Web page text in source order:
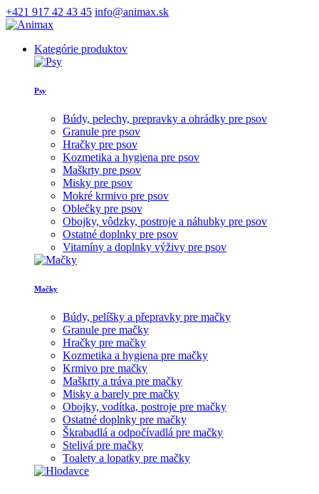
+421 917 42 43 45 info@animax.sk
Kategórie produktov
Psy
Búdy, pelechy, prepravky a ohrádky pre psov
Granule pre psov
Hračky pre psov
Kozmetika a hygiena pre psov
Maškrty pre psov
Misky pre psov
Mokré krmivo pre psov
Oblečky pre psov
Obojky, vôdzky, postroje a náhubky pre psov
Ostatné doplnky pre psov
Vitamíny a doplnky výživy pre psov
Mačky
Búdy, pelíšky a přepravky pre mačky
Granule pre mačky
Hračky pre mačky
Kozmetika a hygiena pre mačky
Krmivo pre mačky
Maškrty a tráva pre mačky
Misky a barely pre mačky
Obojky, vodítka, postroje pre mačky
Ostatné doplnky pre mačky
Škrabadlá a odpočívadlá pre mačky
Stelivá pre mačky
Toalety a lopatky pre mačky